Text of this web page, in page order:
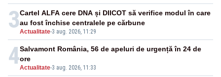
3Actualitate-3 aug. 2026, 11:29
Cartel ALFA cere DNA și DIICOT să verifice modul în care
au fost închise centralele pe cărbune
4Actualitate-3 aug. 2026, 11:33
Salvamont România, 56 de apeluri de urgență în 24 de
ore